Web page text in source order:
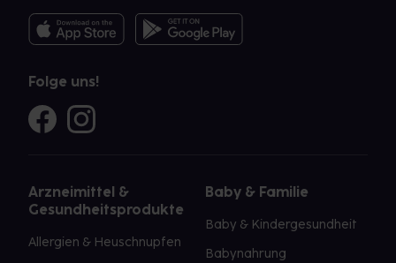
Folge uns!
Arzneimittel &
Gesundheitsprodukte
Allergien & Heuschnupfen
Baby & Familie
Baby & Kindergesundheit
Babynahrung